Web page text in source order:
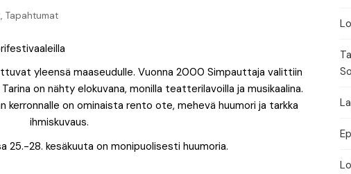
Urheilukalenteri
, Tapahtumat
yleensä maaseudulle. Vuonna 2000 Simpauttaja valittiin
on nähty elokuvana, monilla teatterilavoilla ja musikaalina.
kerronnalle on ominaista rento ote, mehevä huumori ja tarkka
ihmiskuvaus.
25.-28. kesäkuuta on monipuolisesti huumoria.